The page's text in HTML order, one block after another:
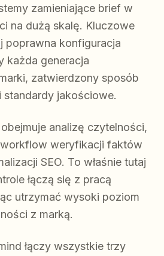
zamieniające brief w
na dużą skalę. Kluczowe
poprawna konfiguracja
każda generacja
zatwierdzony sposób
standardy jakościowe.
obejmuje analizę czytelności,
weryfikacji faktów
SEO. To właśnie tutaj
łączą się z pracą
utrzymać wysoki poziom
z marką.
łączy wszystkie trzy